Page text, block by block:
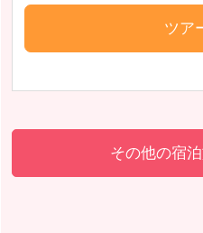
ツア
その他の宿